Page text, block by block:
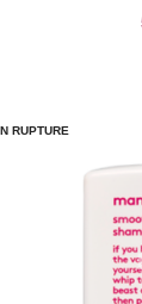
RUPTURE